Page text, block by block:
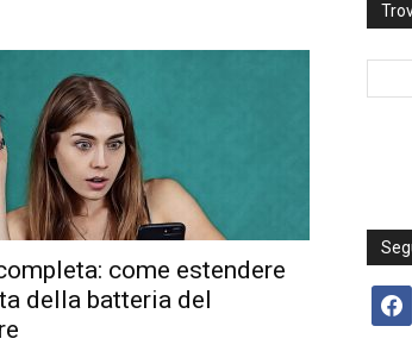
come estendere
della batteria del